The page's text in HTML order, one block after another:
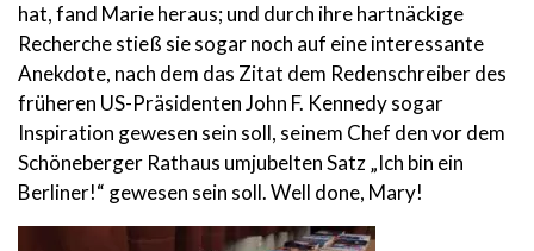
hat, fand Marie heraus; und durch ihre hartnäckige
Recherche stieß sie sogar noch auf eine interessante
Anekdote, nach dem das Zitat dem Redenschreiber des
früheren US-Präsidenten John F. Kennedy sogar
Inspiration gewesen sein soll, seinem Chef den vor dem
Schöneberger Rathaus umjubelten Satz „Ich bin ein
Berliner!“ gewesen sein soll. Well done, Mary!